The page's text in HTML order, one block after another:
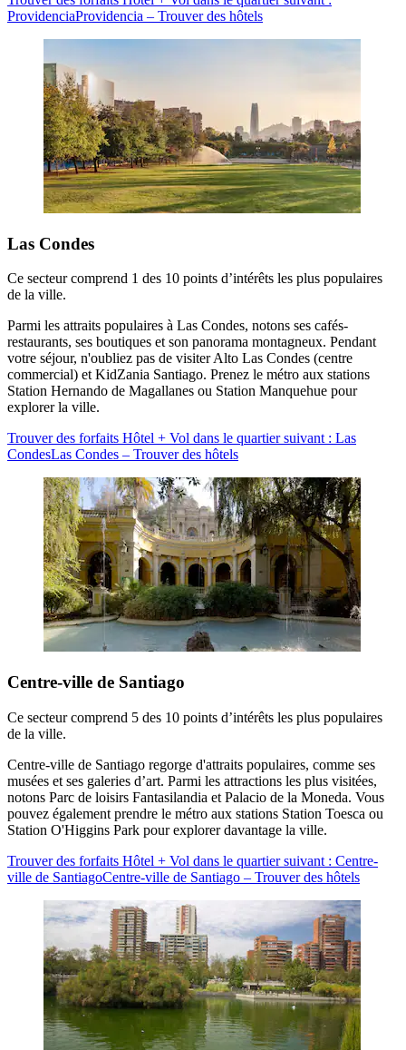
ProvidenciaProvidencia – Trouver des hôtels
Las Condes
Ce secteur comprend 1 des 10 points d’intérêts les plus populaires
de la ville.
Parmi les attraits populaires à Las Condes, notons ses cafés-
restaurants, ses boutiques et son panorama montagneux. Pendant
votre séjour, n'oubliez pas de visiter Alto Las Condes (centre
commercial) et KidZania Santiago. Prenez le métro aux stations
Station Hernando de Magallanes ou Station Manquehue pour
explorer la ville.
Trouver des forfaits Hôtel + Vol dans le quartier suivant : Las
CondesLas Condes – Trouver des hôtels
Centre-ville de Santiago
Ce secteur comprend 5 des 10 points d’intérêts les plus populaires
de la ville.
Centre-ville de Santiago regorge d'attraits populaires, comme ses
musées et ses galeries d’art. Parmi les attractions les plus visitées,
notons Parc de loisirs Fantasilandia et Palacio de la Moneda. Vous
pouvez également prendre le métro aux stations Station Toesca ou
Station O'Higgins Park pour explorer davantage la ville.
Trouver des forfaits Hôtel + Vol dans le quartier suivant : Centre-
ville de SantiagoCentre-ville de Santiago – Trouver des hôtels